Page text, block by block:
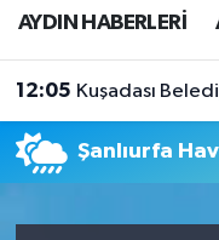
AYDIN HABERLERİ
12:05 Kuşadası
Şanlıurfa
Aydin Namaz
Trafik Durumu
Süper Lig Puan